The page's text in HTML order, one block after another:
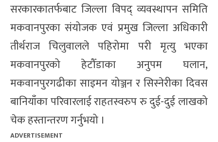
सरकारकातर्फबाट जिल्ला विपद् व्यवस्थापन समिति
मकवानपुरका संयोजक एवं प्रमुख जिल्ला अधिकारी
तीर्थराज चिलुवालले पहिरोमा परी मृत्यु भएका
मकवानपुरको हेटौँडाका अनुपम घलान,
मकवानपुरगढीका साइमन योञ्जन र सिस्नेरीका दिवस
बानियाँका परिवारलाई राहतस्वरुप रु दुई-दुई लाखको
चेक हस्तान्तरण गर्नुभयो ।
ADVERTISEMENT